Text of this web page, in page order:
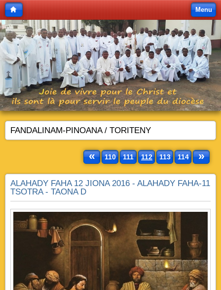
Menu
FANDALINAM-PINOANA / TORITENY
« 110 111 112 113 114 »
ALAHADY FAHA 12 JIONA 2016 - ALAHADY FAHA-11
TSOTRA - TAONA D